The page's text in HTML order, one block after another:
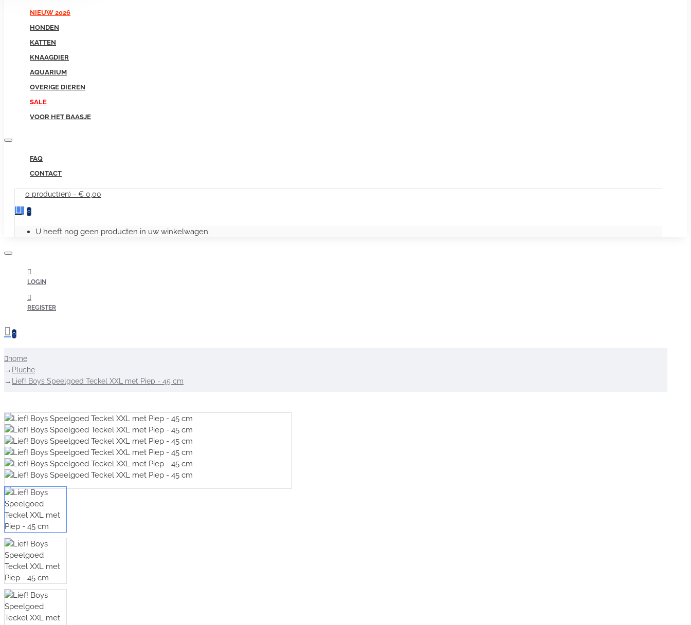
NIEUW 2026
HONDEN
KATTEN
KNAAGDIER
AQUARIUM
OVERIGE DIEREN
SALE
VOOR HET BAASJE
FAQ
CONTACT
0 product(en) - € 0,00
0
U heeft nog geen producten in uw winkelwagen.
LOGIN
REGISTER
0
home
Pluche
Lief! Boys Speelgoed Teckel XXL met Piep - 45 cm